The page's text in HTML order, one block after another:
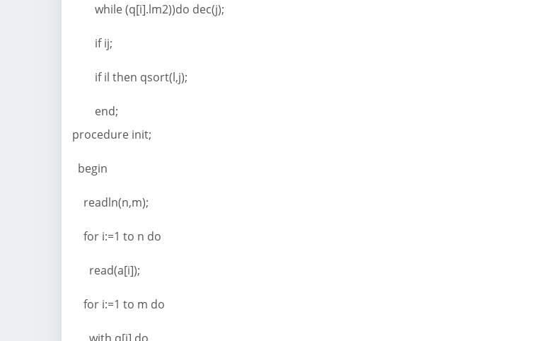
while (q[i].lm2))do dec(j);
if ij;
if il then qsort(l,j);
end;
procedure init;
begin
readln(n,m);
for i:=1 to n do
read(a[i]);
for i:=1 to m do